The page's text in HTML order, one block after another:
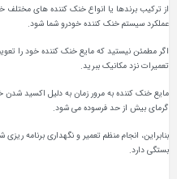
از ترکیب برندها یا انواع خنک کننده های مختلف
عملکرد سیستم خنک کننده خودرو شما شود.
اگر مطمئن نیستید که مایع خنک کننده خود را
تعمیرات نزد مکانیک ببرید.
مایع خنک کننده به مرور زمان به دلیل اکسید
گرمای بیش از حد فرسوده می شود.
بنابراین، انجام منظم تعمیر و نگهداری برنامه
بستگی دارد.